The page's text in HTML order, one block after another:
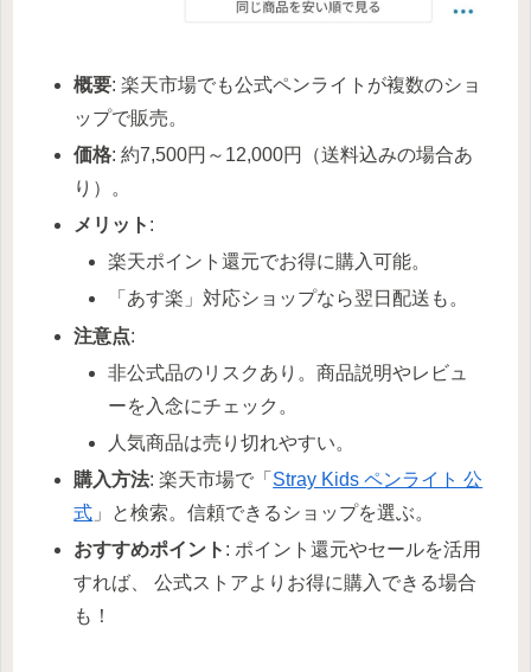
概要: 楽天市場でも公式ペンライトが複数のショ
ップで販売。
価格: 約7,500円～12,000円（送料込みの場合あ
り）。
メリット :
楽天ポイント還元でお得に購入可能。
「あす楽」対応ショップなら翌日配送も。
注意点:
非公式品のリスクあり。商品説明やレビュ
ーを入念にチェック。
人気商品は売り切れやすい。
購入方法: 楽天市場で「 Stray Kids ペンライト 公
式 」と検索。信頼できるショップを選ぶ。
おすすめポイント : ポイント還元やセールを活用
すれば、 公式ストアよりお得に購入できる場合
も！